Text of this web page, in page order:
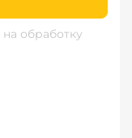
на обработку